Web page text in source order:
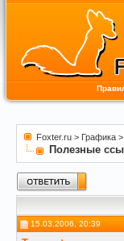
Foxter.ru > Графика >
Полезные
15.03.2006, 20:39